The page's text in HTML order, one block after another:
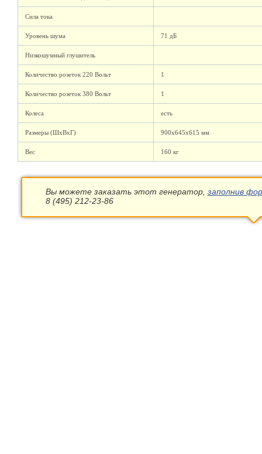
Сила тока
Уровень шума 71 дБ
Низкошумный глушитель
Количество розеток 220 Вольт 1
Количество розеток 380 Вольт 1
Колеса есть
Размеры (ШхВхГ) 900x645x615 мм
Вес 160 кг
Вы можете заказать этот генератор, заполнив
8 (495) 212-23-86